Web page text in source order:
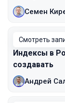
Семен
Смотреть
Индексы в
создавать
Андрей